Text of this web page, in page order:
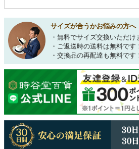
サイズが合うかお悩みの方へ
・無料でサイズ交換いただけ
・ご返送時の送料は無料です
・交換品の再配達も無料です